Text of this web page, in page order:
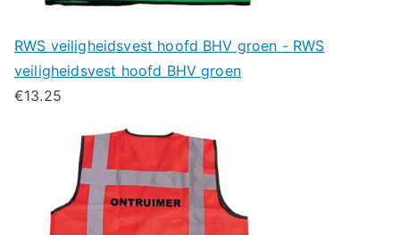
RWS veiligheidsvest hoofd BHV groen - RWS
veiligheidsvest hoofd BHV groen
€13.25